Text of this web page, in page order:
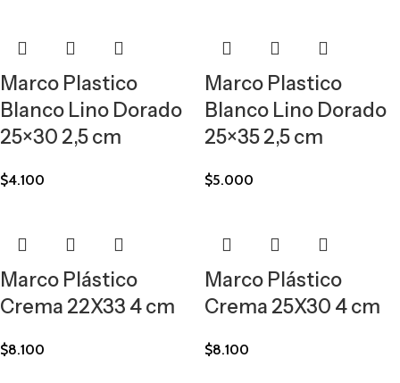
Marco Plastico
Blanco Lino Dorado
25×30 2,5 cm
$4.100
Marco Plastico
Blanco Lino Dorado
25×35 2,5 cm
$5.000
Marco Plástico
Crema 22X33 4 cm
$8.100
Marco Plástico
Crema 25X30 4 cm
$8.100